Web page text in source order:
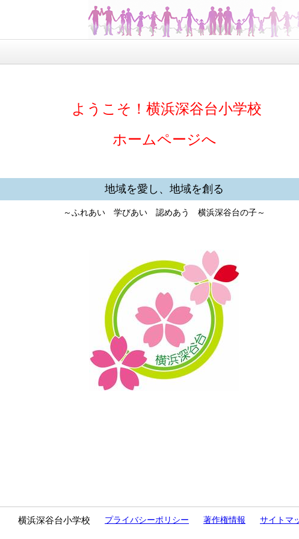
ようこそ！ 横浜深谷台小学校
ホームページへ
地域を愛し、地域を創る
～ふれあい 学びあい 認めあう 横浜深谷台の子～
横浜深谷台小学校 プライバシーポリシー 著作権情報 サイトマ